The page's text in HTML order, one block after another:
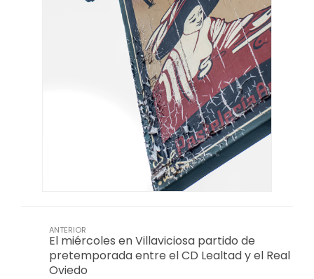
ANTERIOR
El miércoles en Villaviciosa partido de
pretemporada entre el CD Lealtad y el Real
Oviedo